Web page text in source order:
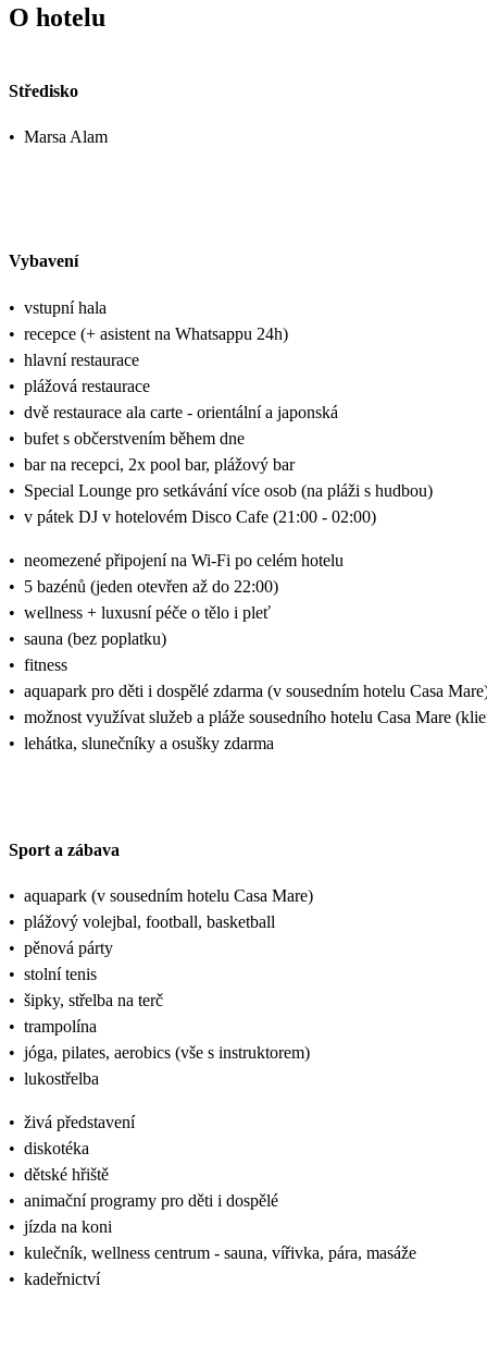
O hotelu
Středisko
• Marsa Alam
Vybavení
• vstupní hala
• recepce (+ asistent na Whatsappu 24h)
• hlavní restaurace
• plážová restaurace
• dvě restaurace ala carte - orientální a japonská
• bufet s občerstvením během dne
• bar na recepci, 2x pool bar, plážový bar
• Special Lounge pro setkávání více osob (na pláži s hudbou)
• v pátek DJ v hotelovém Disco Cafe (21:00 - 02:00)
• neomezené připojení na Wi-Fi po celém hotelu
• 5 bazénů (jeden otevřen až do 22:00)
• wellness + luxusní péče o tělo i pleť
• sauna (bez poplatku)
• fitness
• aquapark pro děti i dospělé zdarma (v sousedním hotelu Casa
• možnost využívat služeb a pláže sousedního hotelu Casa Mare
• lehátka, slunečníky a osušky zdarma
Sport a zábava
• aquapark (v sousedním hotelu Casa Mare)
• plážový volejbal, football, basketball
• pěnová párty
• stolní tenis
• šipky, střelba na terč
• trampolína
• jóga, pilates, aerobics (vše s instruktorem)
• lukostřelba
• živá představení
• diskotéka
• dětské hřiště
• animační programy pro děti i dospělé
• jízda na koni
• kulečník, wellness centrum - sauna, vířivka, pára, masáže
• kadeřnictví